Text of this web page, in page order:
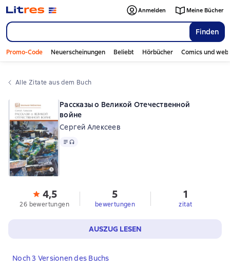
Finden
Anmelden Meine Bücher
Promo-Code Neuerscheinungen Beliebt Hörbücher Comics und
Alle Zitate aus dem Buch
Рассказы о Великой Отечественной
войне
Сергей Алексеев
Text, Audioformat verfügbar
4,5
26 bewertungen
5
bewertungen
1
zitat
AUSZUG LESEN
Noch 3 Versionen des Buchs